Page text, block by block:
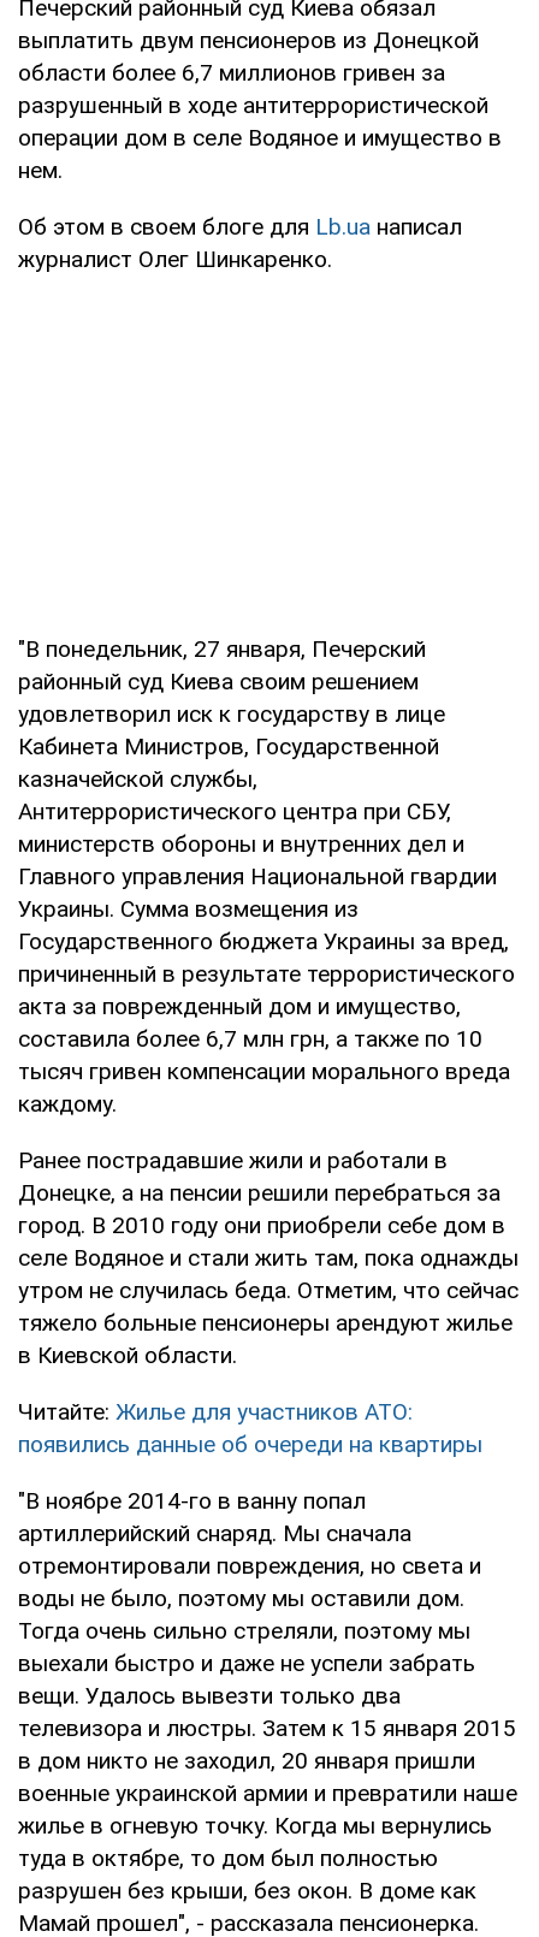
Печерский районный суд Киева обязал
выплатить двум пенсионеров из Донецкой
области более 6,7 миллионов гривен за
разрушенный в ходе антитеррористической
операции дом в селе Водяное и имущество в
нем.
Об этом в своем блоге для Lb.ua написал
журналист Олег Шинкаренко.
"В понедельник, 27 января, Печерский
районный суд Киева своим решением
удовлетворил иск к государству в лице
Кабинета Министров, Государственной
казначейской службы,
Антитеррористического центра при СБУ,
министерств обороны и внутренних дел и
Главного управления Национальной гвардии
Украины. Сумма возмещения из
Государственного бюджета Украины за вред,
причиненный в результате террористического
акта за поврежденный дом и имущество,
составила более 6,7 млн грн, а также по 10
тысяч гривен компенсации морального вреда
каждому.
Ранее пострадавшие жили и работали в
Донецке, а на пенсии решили перебраться за
город. В 2010 году они приобрели себе дом в
селе Водяное и стали жить там, пока однажды
утром не случилась беда. Отметим, что сейчас
тяжело больные пенсионеры арендуют жилье
в Киевской области.
Читайте: Жилье для участников АТО:
появились данные об очереди на квартиры
"В ноябре 2014-го в ванну попал
артиллерийский снаряд. Мы сначала
отремонтировали повреждения, но света и
воды не было, поэтому мы оставили дом.
Тогда очень сильно стреляли, поэтому мы
выехали быстро и даже не успели забрать
вещи. Удалось вывезти только два
телевизора и люстры. Затем к 15 января 2015
в дом никто не заходил, 20 января пришли
военные украинской армии и превратили наше
жилье в огневую точку. Когда мы вернулись
туда в октябре, то дом был полностью
разрушен без крыши, без окон. В доме как
Мамай прошел", - рассказала пенсионерка.